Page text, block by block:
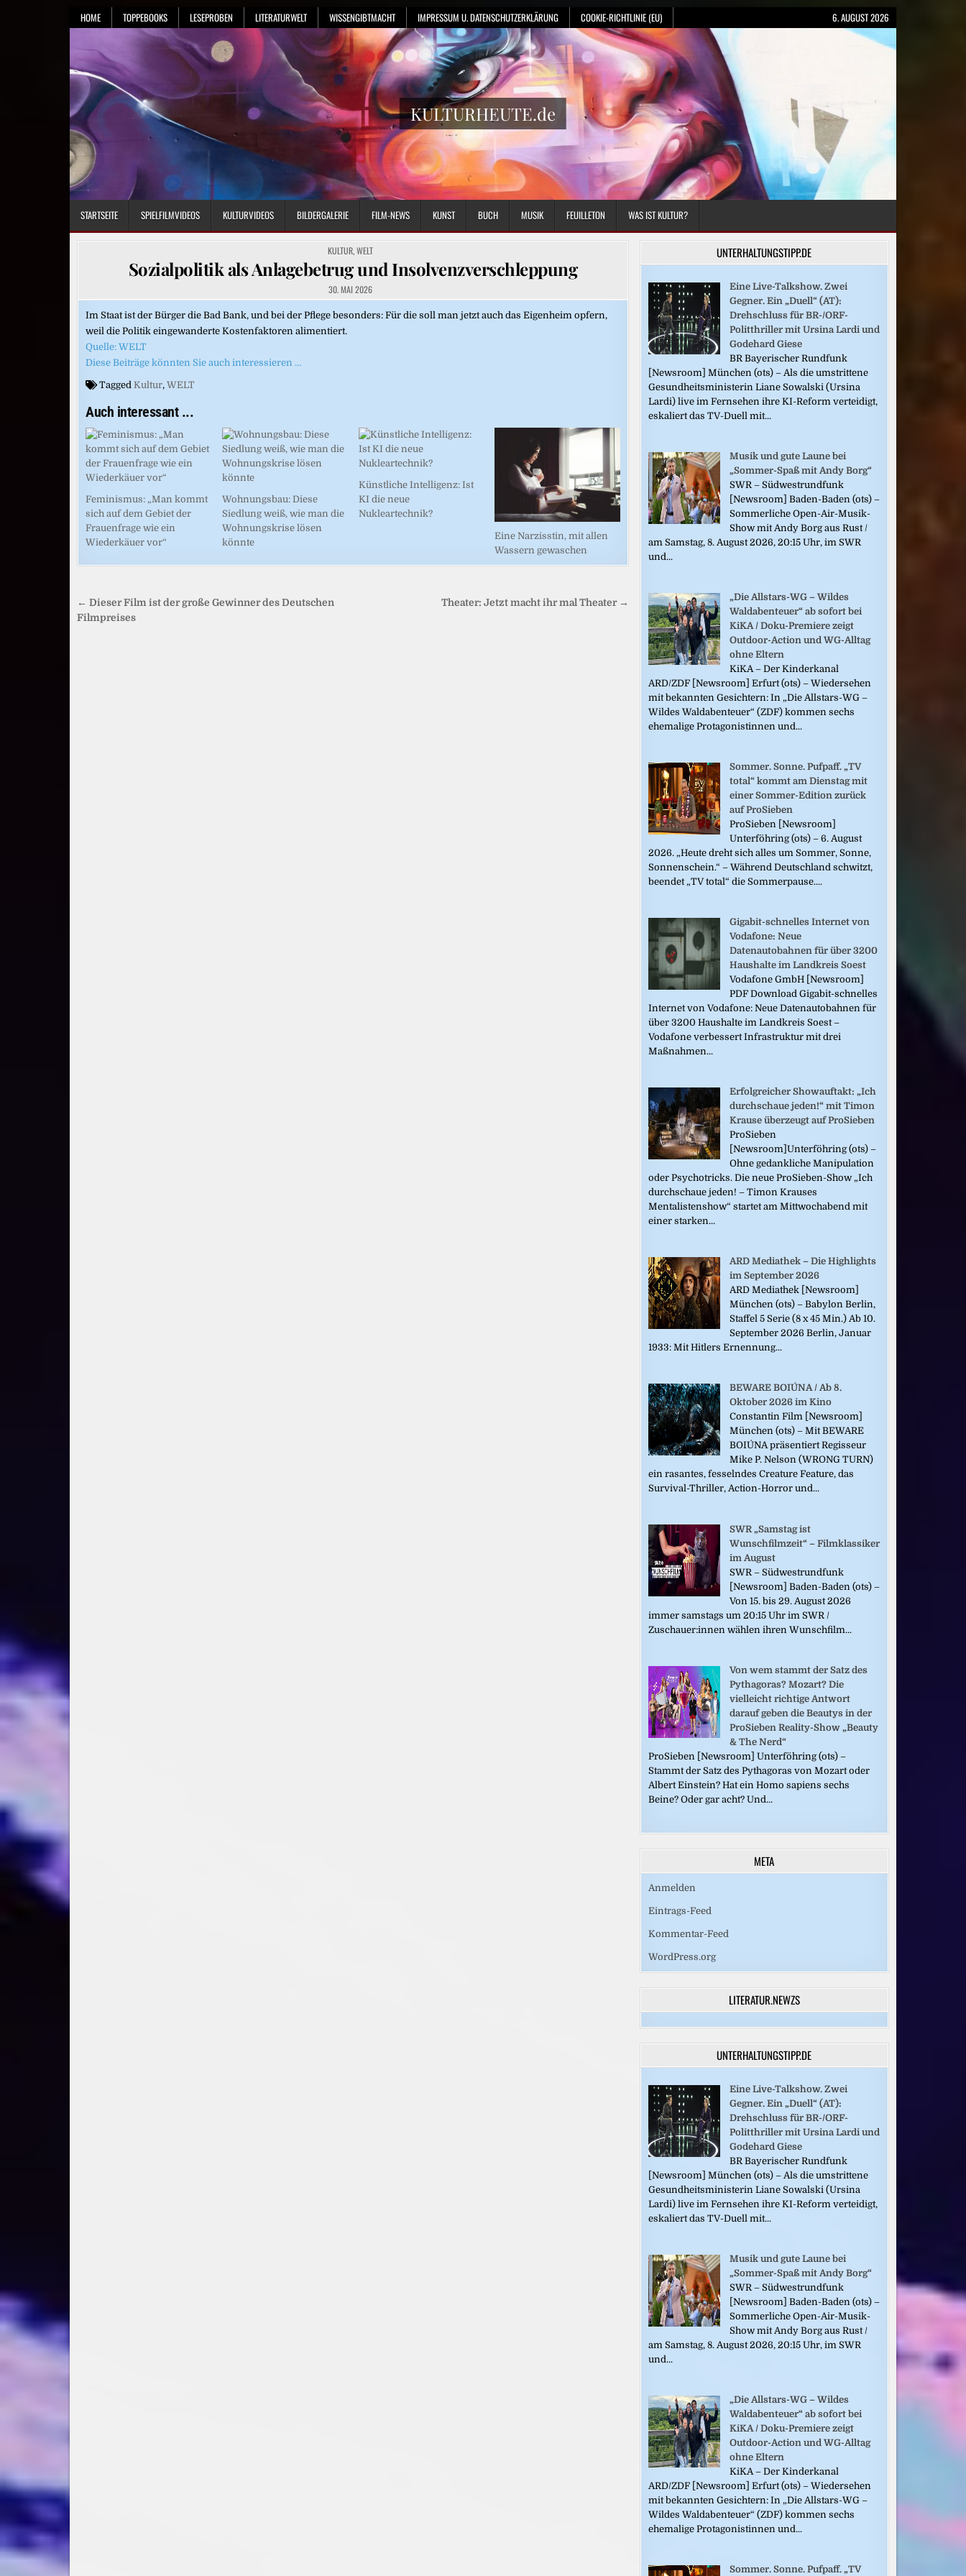
HOME TOPPEBOOKS LESEPROBEN LITERATURWELT WISSENGIBTMACHT IMPRESSUM U. DATENSCHUTZERKLÄRUNG COOKIE-RICHTLINIE (EU) 6. AUGUST 2026
KULTURHEUTE.de
STARTSEITE SPIELFILMVIDEOS KULTURVIDEOS BILDERGALERIE FILM-NEWS KUNST BUCH MUSIK FEUILLETON WAS IST KULTUR?
POSTED
IN
KULTUR,WELT
Sozialpolitik als Anlagebetrug und Insolvenzverschleppung
30. MAI 2026
Im Staat ist der Bürger die Bad Bank, und bei der Pflege besonders: Für die soll man jetzt auch das Eigenheim opfern,
weil die Politik eingewanderte Kostenfaktoren alimentiert.
Quelle: WELT
Diese Beiträge könnten Sie auch interessieren …
Tagged Kultur, WELT
Auch interessant ...
Feminismus: „Man kommt
sich auf dem Gebiet der
Frauenfrage wie ein
Wiederkäuer vor“
Wohnungsbau: Diese
Siedlung weiß, wie man die
Wohnungskrise lösen
könnte
Künstliche Intelligenz: Ist
KI die neue
Nukleartechnik?
Eine Narzisstin, mit allen
Wassern gewaschen
Beitragsnavigation Theater: Jetzt macht ihr mal Theater →
← Dieser Film ist der große Gewinner des Deutschen
Filmpreises
UNTERHALTUNGSTIPP.DE
Eine Live-Talkshow. Zwei
Gegner. Ein „Duell“ (AT):
Drehschluss für BR-/ORF-
Politthriller mit Ursina Lardi und
Godehard Giese
BR Bayerischer Rundfunk
[Newsroom] München (ots) – Als die umstrittene
Gesundheitsministerin Liane Sowalski (Ursina
Lardi) live im Fernsehen ihre KI-Reform verteidigt,
eskaliert das TV-Duell mit...
Musik und gute Laune bei
„Sommer-Spaß mit Andy Borg“
SWR – Südwestrundfunk
[Newsroom] Baden-Baden (ots) –
Sommerliche Open-Air-Musik-
Show mit Andy Borg aus Rust /
am Samstag, 8. August 2026, 20:15 Uhr, im SWR
und...
„Die Allstars-WG – Wildes
Waldabenteuer“ ab sofort bei
KiKA / Doku-Premiere zeigt
Outdoor-Action und WG-Alltag
ohne Eltern
KiKA – Der Kinderkanal
ARD/ZDF [Newsroom] Erfurt (ots) – Wiedersehen
mit bekannten Gesichtern: In „Die Allstars-WG –
Wildes Waldabenteuer“ (ZDF) kommen sechs
ehemalige Protagonistinnen und...
Sommer. Sonne. Pufpaff. „TV
total“ kommt am Dienstag mit
einer Sommer-Edition zurück
auf ProSieben
ProSieben [Newsroom]
Unterföhring (ots) – 6. August
2026. „Heute dreht sich alles um Sommer, Sonne,
Sonnenschein.“ – Während Deutschland schwitzt,
beendet „TV total“ die Sommerpause....
Gigabit-schnelles Internet von
Vodafone: Neue
Datenautobahnen für über 3200
Haushalte im Landkreis Soest
Vodafone GmbH [Newsroom]
PDF Download Gigabit-schnelles
Internet von Vodafone: Neue Datenautobahnen für
über 3200 Haushalte im Landkreis Soest –
Vodafone verbessert Infrastruktur mit drei
Maßnahmen...
Erfolgreicher Showauftakt: „Ich
durchschaue jeden!“ mit Timon
Krause überzeugt auf ProSieben
ProSieben
[Newsroom]Unterföhring (ots) –
Ohne gedankliche Manipulation
oder Psychotricks. Die neue ProSieben-Show „Ich
durchschaue jeden! – Timon Krauses
Mentalistenshow“ startet am Mittwochabend mit
einer starken...
ARD Mediathek – Die Highlights
im September 2026
ARD Mediathek [Newsroom]
München (ots) – Babylon Berlin,
Staffel 5 Serie (8 x 45 Min.) Ab 10.
September 2026 Berlin, Januar
1933: Mit Hitlers Ernennung...
BEWARE BOIÚNA / Ab 8.
Oktober 2026 im Kino
Constantin Film [Newsroom]
München (ots) – Mit BEWARE
BOIÚNA präsentiert Regisseur
Mike P. Nelson (WRONG TURN)
ein rasantes, fesselndes Creature Feature, das
Survival-Thriller, Action-Horror und...
SWR „Samstag ist
Wunschfilmzeit“ – Filmklassiker
im August
SWR – Südwestrundfunk
[Newsroom] Baden-Baden (ots) –
Von 15. bis 29. August 2026
immer samstags um 20:15 Uhr im SWR /
Zuschauer:innen wählen ihren Wunschfilm...
Von wem stammt der Satz des
Pythagoras? Mozart? Die
vielleicht richtige Antwort
darauf geben die Beautys in der
ProSieben Reality-Show „Beauty
& The Nerd“
ProSieben [Newsroom] Unterföhring (ots) –
Stammt der Satz des Pythagoras von Mozart oder
Albert Einstein? Hat ein Homo sapiens sechs
Beine? Oder gar acht? Und...
META
Anmelden
Eintrags-Feed
Kommentar-Feed
WordPress.org
LITERATUR.NEWZS
UNTERHALTUNGSTIPP.DE
Eine Live-Talkshow. Zwei
Gegner. Ein „Duell“ (AT):
Drehschluss für BR-/ORF-
Politthriller mit Ursina Lardi und
Godehard Giese
BR Bayerischer Rundfunk
[Newsroom] München (ots) – Als die umstrittene
Gesundheitsministerin Liane Sowalski (Ursina
Lardi) live im Fernsehen ihre KI-Reform verteidigt,
eskaliert das TV-Duell mit...
Musik und gute Laune bei
„Sommer-Spaß mit Andy Borg“
SWR – Südwestrundfunk
[Newsroom] Baden-Baden (ots) –
Sommerliche Open-Air-Musik-
Show mit Andy Borg aus Rust /
am Samstag, 8. August 2026, 20:15 Uhr, im SWR
und...
„Die Allstars-WG – Wildes
Waldabenteuer“ ab sofort bei
KiKA / Doku-Premiere zeigt
Outdoor-Action und WG-Alltag
ohne Eltern
KiKA – Der Kinderkanal
ARD/ZDF [Newsroom] Erfurt (ots) – Wiedersehen
mit bekannten Gesichtern: In „Die Allstars-WG –
Wildes Waldabenteuer“ (ZDF) kommen sechs
ehemalige Protagonistinnen und...
Sommer. Sonne. Pufpaff. „TV